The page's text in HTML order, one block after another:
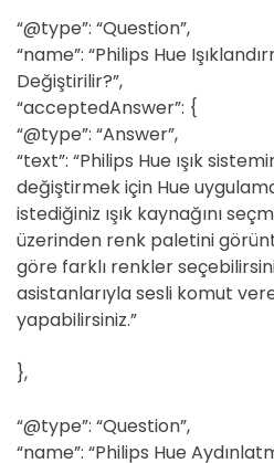
“@type”: “Question”,
“name”: “Philips Hue
Değiştirilir?”,
“acceptedAnswer”: {
“@type”: “Answer”,
“text”: “Philips Hue ışık
değiştirmek için Hue
istediğiniz ışık kaynağını
üzerinden renk paletini
göre farklı renkler
asistanlarıyla sesli komut
yapabilirsiniz.”
},
“@type”: “Question”,
“name”: “Philips Hue